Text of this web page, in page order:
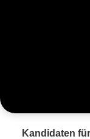
Kandidaten